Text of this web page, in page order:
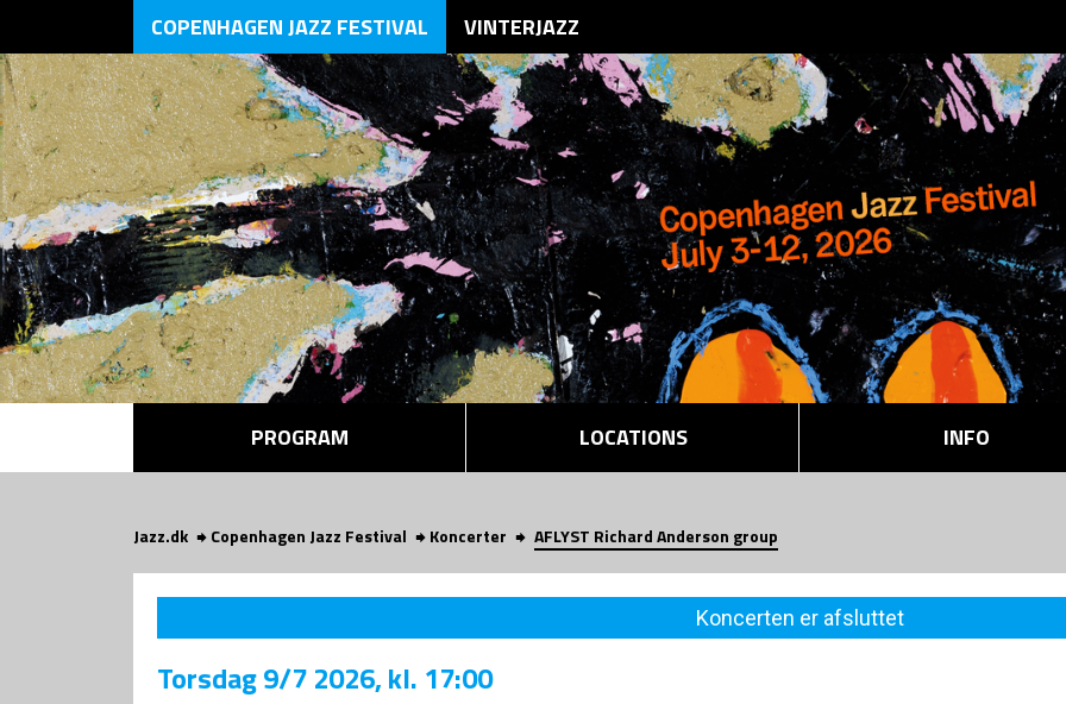
COPENHAGEN JAZZ FESTIVAL VINTERJAZZ
PROGRAM LOCATIONS INFO
Jazz.dk Copenhagen Jazz Festival Koncerter AFLYST Richard Anderson group
Koncerten er afsluttet
Torsdag9/7 2026, kl. 17:00